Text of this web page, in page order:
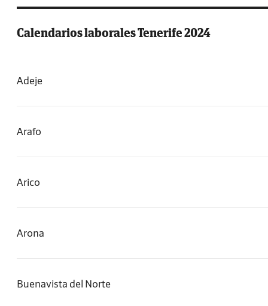
Calendarios laborales Tenerife 2024
Adeje
Arafo
Arico
Arona
Buenavista del Norte